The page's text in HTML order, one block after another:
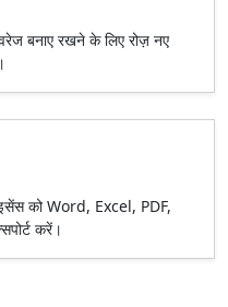
बनाए रखने के लिए रोज़ नए
को Word, Excel, PDF,
करें।